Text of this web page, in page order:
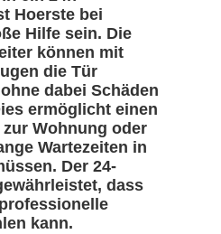
Hoerste bei
Hilfe sein. Die
können mit
die Tür
dabei Schäden
ermöglicht einen
Wohnung oder
Wartezeiten in
Der 24-
dass
kann.